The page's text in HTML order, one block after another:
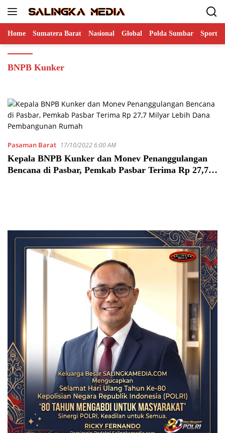
Home Sumatera Barat Nasional Global Polda Sumbar Sports
BNPB Kunker
Pasaman Barat 17/10/2022 6:00 AM
Kepala BNPB Kunker dan Monev Penanggulangan
Bencana di Pasbar, Pemkab Pasbar Terima Rp 27,7